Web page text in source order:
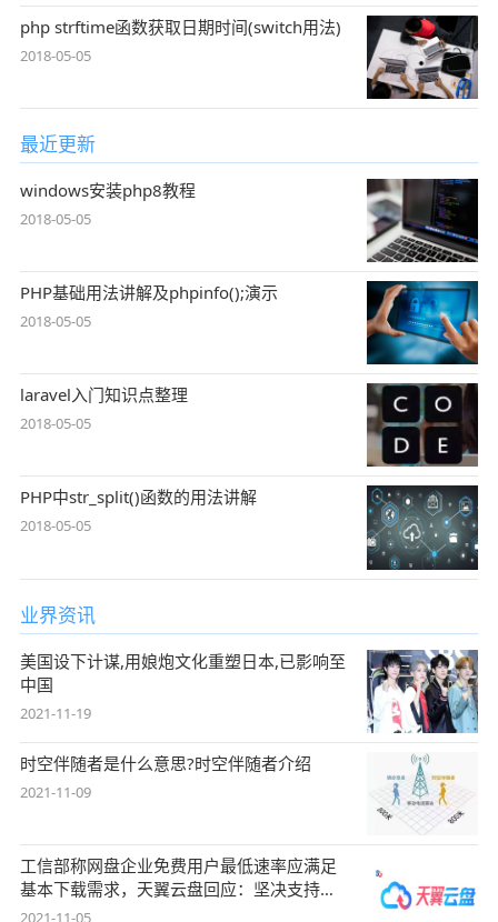
php strftime函数获取日期时间(switch用法)
2018-05-05
最近更新
windows安装php8教程
2018-05-05
PHP基础用法讲解及phpinfo();演示
2018-05-05
laravel入门知识点整理
2018-05-05
PHP中str_split()函数的用法讲解
2018-05-05
业界资讯
美国设下计谋,用娘炮文化重塑日本,已影响至
中国
2021-11-19
时空伴随者是什么意思?时空伴随者介绍
2021-11-09
工信部称网盘企业免费用户最低速率应满足
基本下载需求，天翼云盘回应：坚决支持，
始终
2021-11-05